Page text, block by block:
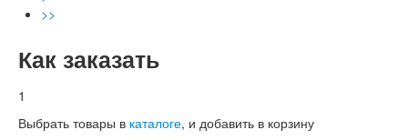
>>
Как заказать
1
Выбрать товары в каталоге, и добавить в корзину